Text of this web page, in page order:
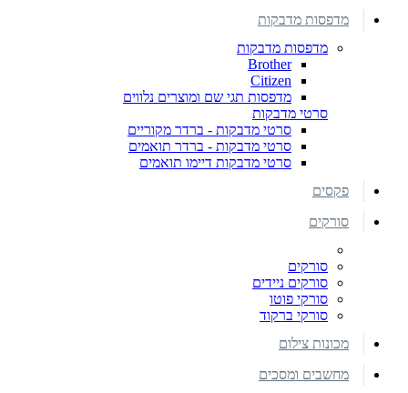
מדפסות מדבקות
מדפסות מדבקות
Brother
Citizen
מדפסות תגי שם ומוצרים נלווים
סרטי מדבקות
סרטי מדבקות - ברדר מקוריים
סרטי מדבקות - ברדר תואמים
סרטי מדבקות דיימו תואמים
פקסים
סורקים
סורקים
סורקים ניידים
סורקי פוטו
סורקי ברקוד
מכונות צילום
מחשבים ומסכים